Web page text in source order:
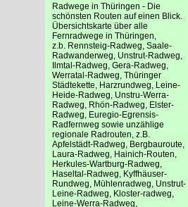
Radwege in Thüringen - Die
schönsten Routen auf einen Blick.
Übersichtskarte über alle
Fernradwege in Thüringen,
z.b. Rennsteig-Radweg, Saale-
Radwanderweg, Unstrut-Radweg,
Ilmtal-Radweg, Gera-Radweg,
Werratal-Radweg, Thüringer
Städtekette, Harzrundweg, Leine-
Heide-Radweg, Unstru-Werra-
Radweg, Rhön-Radweg, Elster-
Radweg, Euregio-Egrensis-
Radfernweg sowie unzählige
regionale Radrouten, z.B.
Apfelstädt-Radweg, Bergbauroute,
Laura-Radweg, Hainich-Routen,
Herkules-Wartburg-Radweg,
Haseltal-Radweg, Kyffhäuser-
Rundweg, Mühlenradweg, Unstrut-
Leine-Radweg, Kloster-radweg,
Leine-Werra-Radweg,